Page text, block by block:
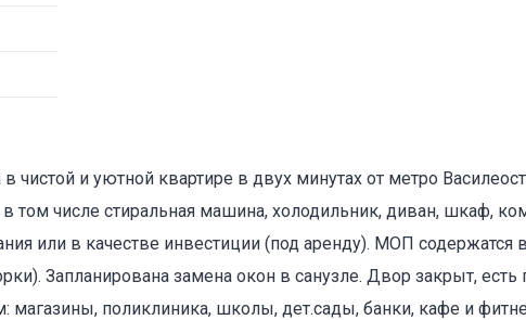
чистой и уютной квартире в двух минутах от метро
в том числе стиральная машина, холодильник, диван, шкаф,
или в качестве инвестиции (под аренду). МОП содержатся
Запланирована замена окон в санузле. Двор закрыт,
магазины, поликлиника, школы, дет.сады, банки, кафе и